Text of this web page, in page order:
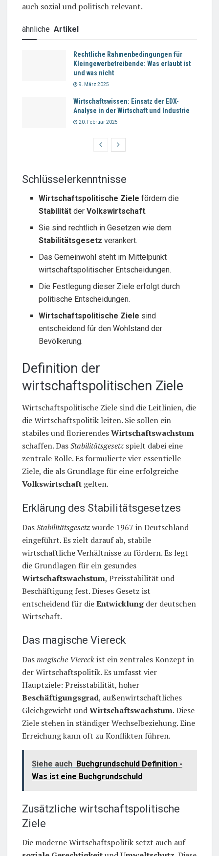
auch sozial und politisch relevant.
ähnliche Artikel
Rechtliche Rahmenbedingungen für
Kleingewerbetreibende: Was erlaubt ist
und was nicht
9. März 2025
Wirtschaftswissen: Einsatz der EDX-
Analyse in der Wirtschaft und Industrie
20. Februar 2025
Schlüsselerkenntnisse
Wirtschaftspolitische Ziele fördern die
Stabilität derVolkswirtschaft.
Sie sind rechtlich in Gesetzen wie dem
Stabilitätsgesetz verankert.
Das Gemeinwohl steht im Mittelpunkt
wirtschaftspolitischer Entscheidungen.
Die Festlegung dieser Ziele erfolgt durch
politische Entscheidungen.
Wirtschaftspolitische Ziele sind
entscheidend für den Wohlstand der
Bevölkerung.
Definition der
wirtschaftspolitischen Ziele
Wirtschaftspolitische Ziele sind die Leitlinien, die
die Wirtschaftspolitik leiten. Sie sollen ein
stabiles und florierendesWirtschaftswachstum
schaffen. DasStabilitätsgesetz spielt dabei eine
zentrale Rolle. Es formulierte vier essentielle
Ziele, die als Grundlage für eine erfolgreiche
Volkswirtschaft gelten.
Erklärung des Stabilitätsgesetzes
DasStabilitätsgesetzwurde 1967 in Deutschland
eingeführt. Es zielt darauf ab, stabile
wirtschaftliche Verhältnisse zu fördern. Es legt
die Grundlagen für ein gesundes
Wirtschaftswachstum, Preisstabilität und
Beschäftigung fest. Dieses Gesetz ist
entscheidend für dieEntwicklungder deutschen
Wirtschaft.
Das magische Viereck
Dasmagische Viereckist ein zentrales Konzept in
der Wirtschaftspolitik. Es umfasst vier
Hauptziele: Preisstabilität, hoher
Beschäftigungsgrad, außenwirtschaftliches
Gleichgewicht undWirtschaftswachstum. Diese
Ziele stehen in ständiger Wechselbeziehung. Eine
Erreichung kann oft zu Konflikten führen.
Siehe auch Buchgrundschuld Definition -
Was ist eine Buchgrundschuld
Zusätzliche wirtschaftspolitische
Ziele
Die moderne Wirtschaftspolitik setzt auch auf